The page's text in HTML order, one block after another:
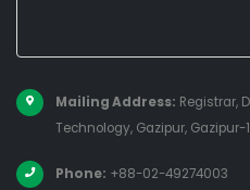
Mailing Address: Registrar,
Technology, Gazipur, Gazipur-
Phone: +88-02-49274003